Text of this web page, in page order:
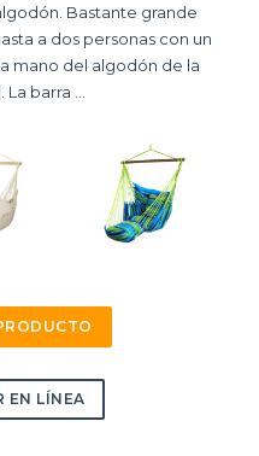
Bastante grande
a dos personas con un
mano del algodón de la
barra ...
EN LÍNEA